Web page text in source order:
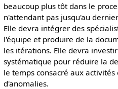
beaucoup plus tôt dans le
n'attendant pas jusqu'au
Elle devra intégrer des
l'équipe et produire de la
les itérations. Elle devra
systématique pour réduire la
le temps consacré aux
d'anomalies.